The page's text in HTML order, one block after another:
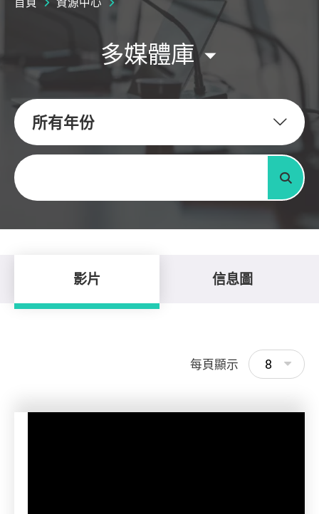
多媒體庫
所有年份
關鍵字
搜尋
影片 信息圖
每頁顯示 8